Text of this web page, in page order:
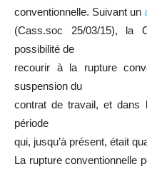
conventionnelle. Suivant un
(Cass.soc 25/03/15), la
possibilité de
recourir à la rupture
suspension du
contrat de travail, et dans
période
qui, jusqu’à présent, était
La rupture conventionnelle